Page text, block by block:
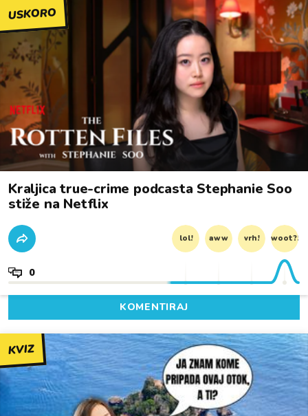
USKORO
Kraljica true-crime podcasta Stephanie Soo
stiže na Netflix
lol! aww vrh! woot?!
0
KOMENTIRAJ
KVIZ